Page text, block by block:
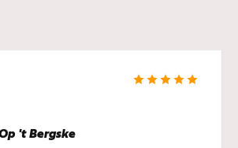
't Bergske